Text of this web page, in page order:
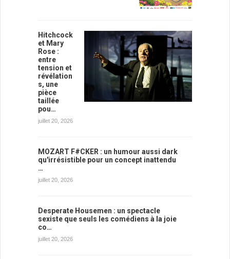
Hitchcock
et Mary
Rose :
entre
tension et
révélation
s, une
pièce
taillée
pou…
juillet 20, 2026
MOZART F#CKER : un humour aussi dark
qu'irrésistible pour un concept inattendu
…
juillet 20, 2026
Desperate Housemen : un spectacle
sexiste que seuls les comédiens à la joie
co…
juillet 20, 2026